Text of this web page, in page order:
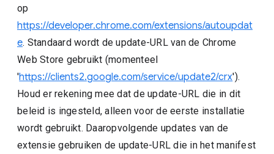
op
https://developer.chrome.com/extensions/autoupdat
e. Standaard wordt de update-URL van de Chrome
Web Store gebruikt (momenteel
'https://clients2.google.com/service/update2/crx').
Houd er rekening mee dat de update-URL die in dit
beleid is ingesteld, alleen voor de eerste installatie
wordt gebruikt. Daaropvolgende updates van de
extensie gebruiken de update-URL die in het manifest